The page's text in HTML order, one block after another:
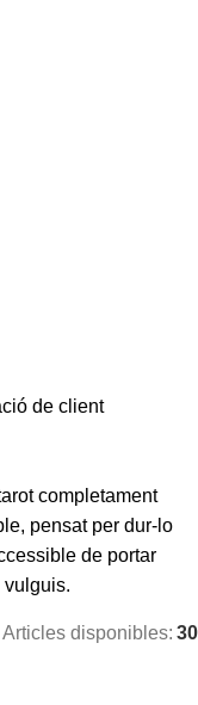
de client
completament
pensat per dur-lo
de portar
vulguis.
Articles disponibles: 30